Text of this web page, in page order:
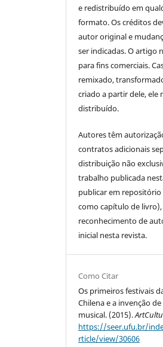
e redistribuído em
formato. Os créditos
autor original e
ser indicadas. O artigo
para fins comerciais.
remixado,
criado a partir dele, ele
distribuído.
Autores têm
contratos adicionais
distribuição não
trabalho publicada
publicar em
como capítulo de
reconhecimento de
inicial nesta revista.
Como Citar
Os primeiros festivais
Chilena e a invenção
musical. (2015).
https://seer.ufu.br/
rticle/view/30606